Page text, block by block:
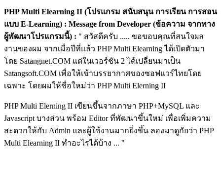
PHP Multi Elearning II (โปรแกรม สนับสนุน การเรียน การสอน
แบบ E-Learning) : Message from Developer (ข้อความ จากทาง
ผู้พัฒนาโปรแกรมนี้) : " สวัสดีครับ ..... ขอขอบคุณที่สนใจผล
งานของผม จากเมื่อปีที่แล้ว PHP Multi Elearning ได้เปิดตัวมา
โดย Satangnet.COM แต่ในเวอร์ชัน 2 ได้เปลี่ยนมาเป็น
Satangsoft.COM เพื่อให้เข้าบรรยากาศของซอฟแวร์ไทยโดย
เฉพาะ โดยผมให้ชื่อใหม่ว่า PHP Multi Elerning II
PHP Multi Elerning II เขียนขึ้นจากภาษา PHP+MySQL และ
Javascript บางส่วน พร้อม Editor ที่พัฒนาขึ้นใหม่ เพื่อเพิ่มความ
สะดวกให้กับ Admin และผู้ใช้งานมากยิ่งขึ้น ลองมาดูกัยว่า PHP
Multi Elearning II ทำอะไรได้บ้าง ... "